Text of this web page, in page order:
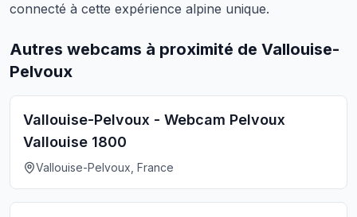
connecté à cette expérience alpine unique.
Autres webcams à proximité de Vallouise-
Pelvoux
Vallouise-Pelvoux - Webcam Pelvoux
Vallouise 1800
Vallouise-Pelvoux, France